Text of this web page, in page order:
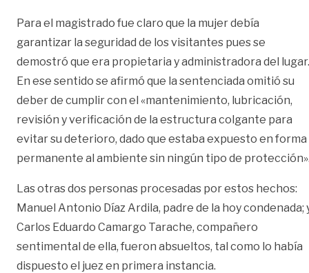
Para el magistrado fue claro que la mujer debía
garantizar la seguridad de los visitantes pues se
demostró que era propietaria y administradora del lugar.
En ese sentido se afirmó que la sentenciada omitió su
deber de cumplir con el «mantenimiento, lubricación,
revisión y verificación de la estructura colgante para
evitar su deterioro, dado que estaba expuesto en forma
permanente al ambiente sin ningún tipo de
Las otras dos personas procesadas por estos hechos:
Manuel Antonio Díaz Ardila, padre de la hoy condenada;
Carlos Eduardo Camargo Tarache, compañero
sentimental de ella, fueron absueltos, tal como lo había
dispuesto el juez en primera instancia.